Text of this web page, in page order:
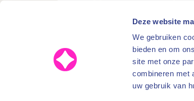
Deze website
We gebruiken
bieden en om
site met onze
combineren met
uw gebruik van